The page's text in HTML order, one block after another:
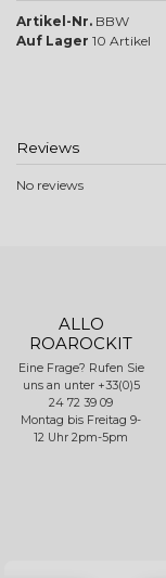
Artikel-Nr. BBW
Auf Lager 10 Artikel
Reviews
No reviews
ALLO
ROAROCKIT
Eine Frage? Rufen Sie
uns an unter +33(0)5
24 72 39 09
Montag bis Freitag 9-
12 Uhr 2pm-5pm